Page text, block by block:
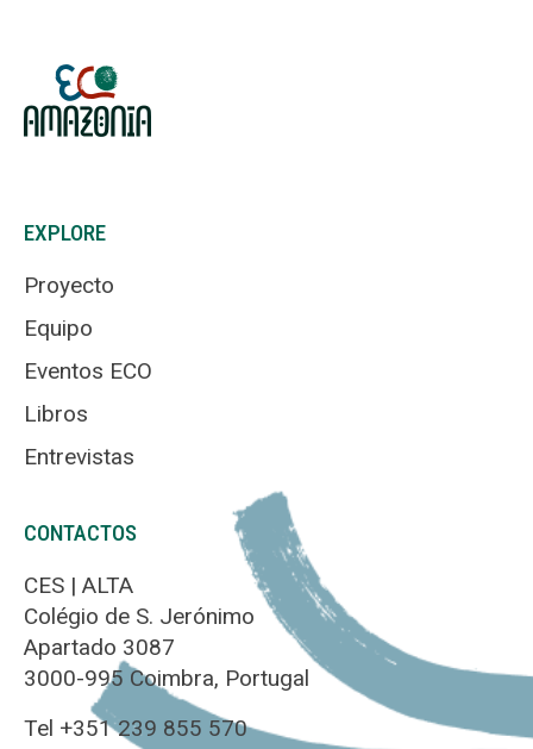
EXPLORE
Proyecto
Equipo
Eventos ECO
Libros
Entrevistas
CONTACTOS
CES | ALTA
Colégio de S. Jerónimo
Apartado 3087
3000-995 Coimbra, Portugal
Tel +351 239 855 570